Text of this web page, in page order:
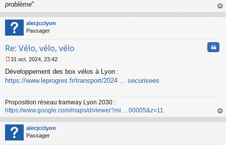
problème"
au
alecjcclyon
Passager
Re: Vélo, vélo, vélo
e
s
g
e
n
o
n
l
31 oct. 2024, 23:42
Développement des box vélos à Lyon :
https://www.leprogres.fr/transport/2024 ... securisees
Proposition réseau tramway Lyon 2030 :
https://www.google.com/maps/d/viewer?mi ... 00005&z=11
au
alecjcclyon
Passager